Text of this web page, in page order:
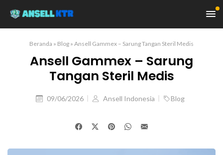
Beranda » Blog » Ansell Gammex – Sarung Tangan Steril Medis
Ansell Gammex – Sarung
Tangan Steril Medis
09/06/2026 Ansell Indonesia Blog